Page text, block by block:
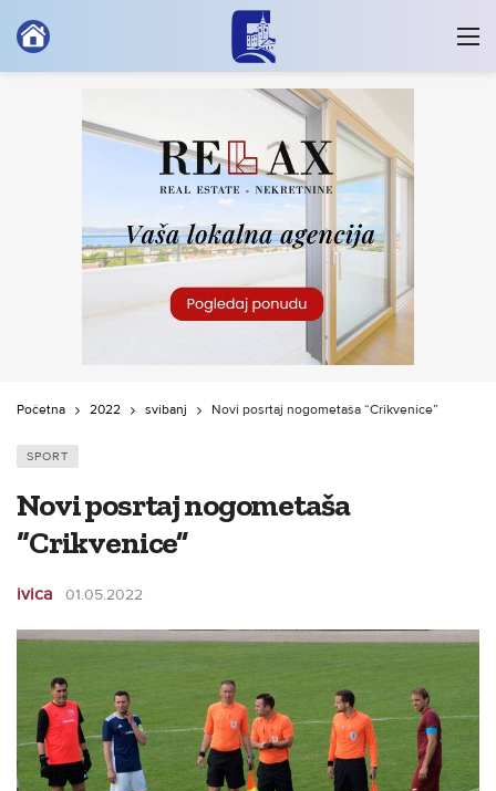
Početna 2022 svibanj Novi posrtaj nogometaša “Crikvenice”
SPORT
Novi posrtaj nogometaša
“Crikvenice”
ivica 01.05.2022